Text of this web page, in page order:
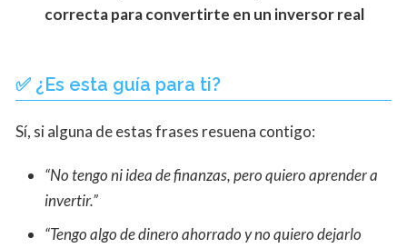
correcta para convertirte en un inversor real
✅ ¿Es esta guía para ti?
Sí, si alguna de estas frases resuena contigo:
“No tengo ni idea de finanzas, pero quiero aprender a
invertir.”
“Tengo algo de dinero ahorrado y no quiero dejarlo